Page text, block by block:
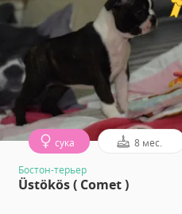
сука 8 мес.
Бостон-терьер
Üstökös ( Comet )